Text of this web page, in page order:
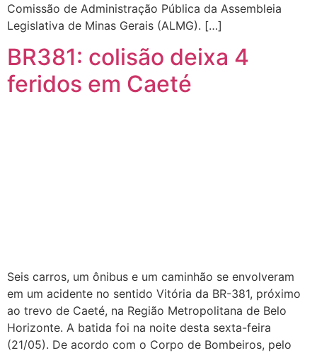
Comissão de Administração Pública da Assembleia
Legislativa de Minas Gerais (ALMG). […]
BR381: colisão deixa 4
feridos em Caeté
Seis carros, um ônibus e um caminhão se envolveram
em um acidente no sentido Vitória da BR-381, próximo
ao trevo de Caeté, na Região Metropolitana de Belo
Horizonte. A batida foi na noite desta sexta-feira
(21/05). De acordo com o Corpo de Bombeiros, pelo